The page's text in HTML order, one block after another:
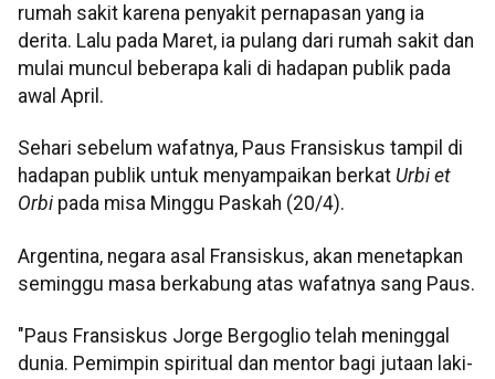
rumah sakit karena penyakit pernapasan yang ia
derita. Lalu pada Maret, ia pulang dari rumah sakit dan
mulai muncul beberapa kali di hadapan publik pada
awal April.
Sehari sebelum wafatnya, Paus Fransiskus tampil di
hadapan publik untuk menyampaikan berkat Urbi et
Orbi pada misa Minggu Paskah (20/4).
Argentina, negara asal Fransiskus, akan menetapkan
seminggu masa berkabung atas wafatnya sang Paus.
"Paus Fransiskus Jorge Bergoglio telah meninggal
dunia. Pemimpin spiritual dan mentor bagi jutaan laki-